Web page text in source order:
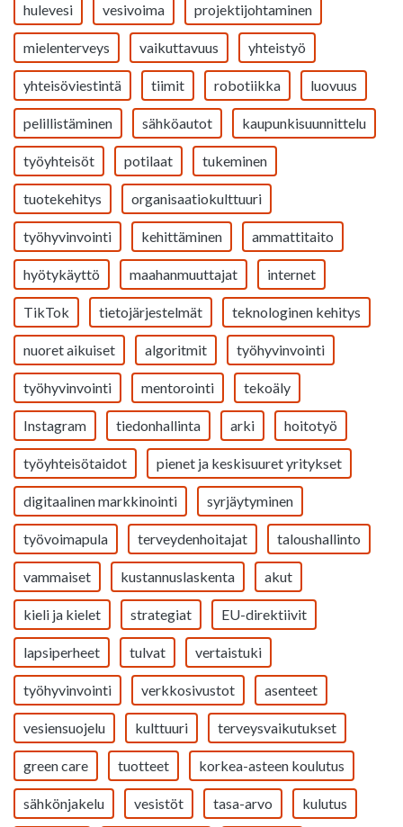
hulevesi vesivoima projektijohtaminen
mielenterveys vaikuttavuus yhteistyö
yhteisöviestintä tiimit robotiikka luovuus
pelillistäminen sähköautot kaupunkisuunnittelu
työyhteisöt potilaat tukeminen
tuotekehitys organisaatiokulttuuri
työhyvinvointi kehittäminen ammattitaito
hyötykäyttö maahanmuuttajat internet
TikTok tietojärjestelmät teknologinen kehitys
nuoret aikuiset algoritmit työhyvinvointi
työhyvinvointi mentorointi tekoäly
Instagram tiedonhallinta arki hoitotyö
työyhteisötaidot pienet ja keskisuuret yritykset
digitaalinen markkinointi syrjäytyminen
työvoimapula terveydenhoitajat taloushallinto
vammaiset kustannuslaskenta akut
kieli ja kielet strategiat EU-direktiivit
lapsiperheet tulvat vertaistuki
työhyvinvointi verkkosivustot asenteet
vesiensuojelu kulttuuri terveysvaikutukset
green care tuotteet korkea-asteen koulutus
sähkönjakelu vesistöt tasa-arvo kulutus